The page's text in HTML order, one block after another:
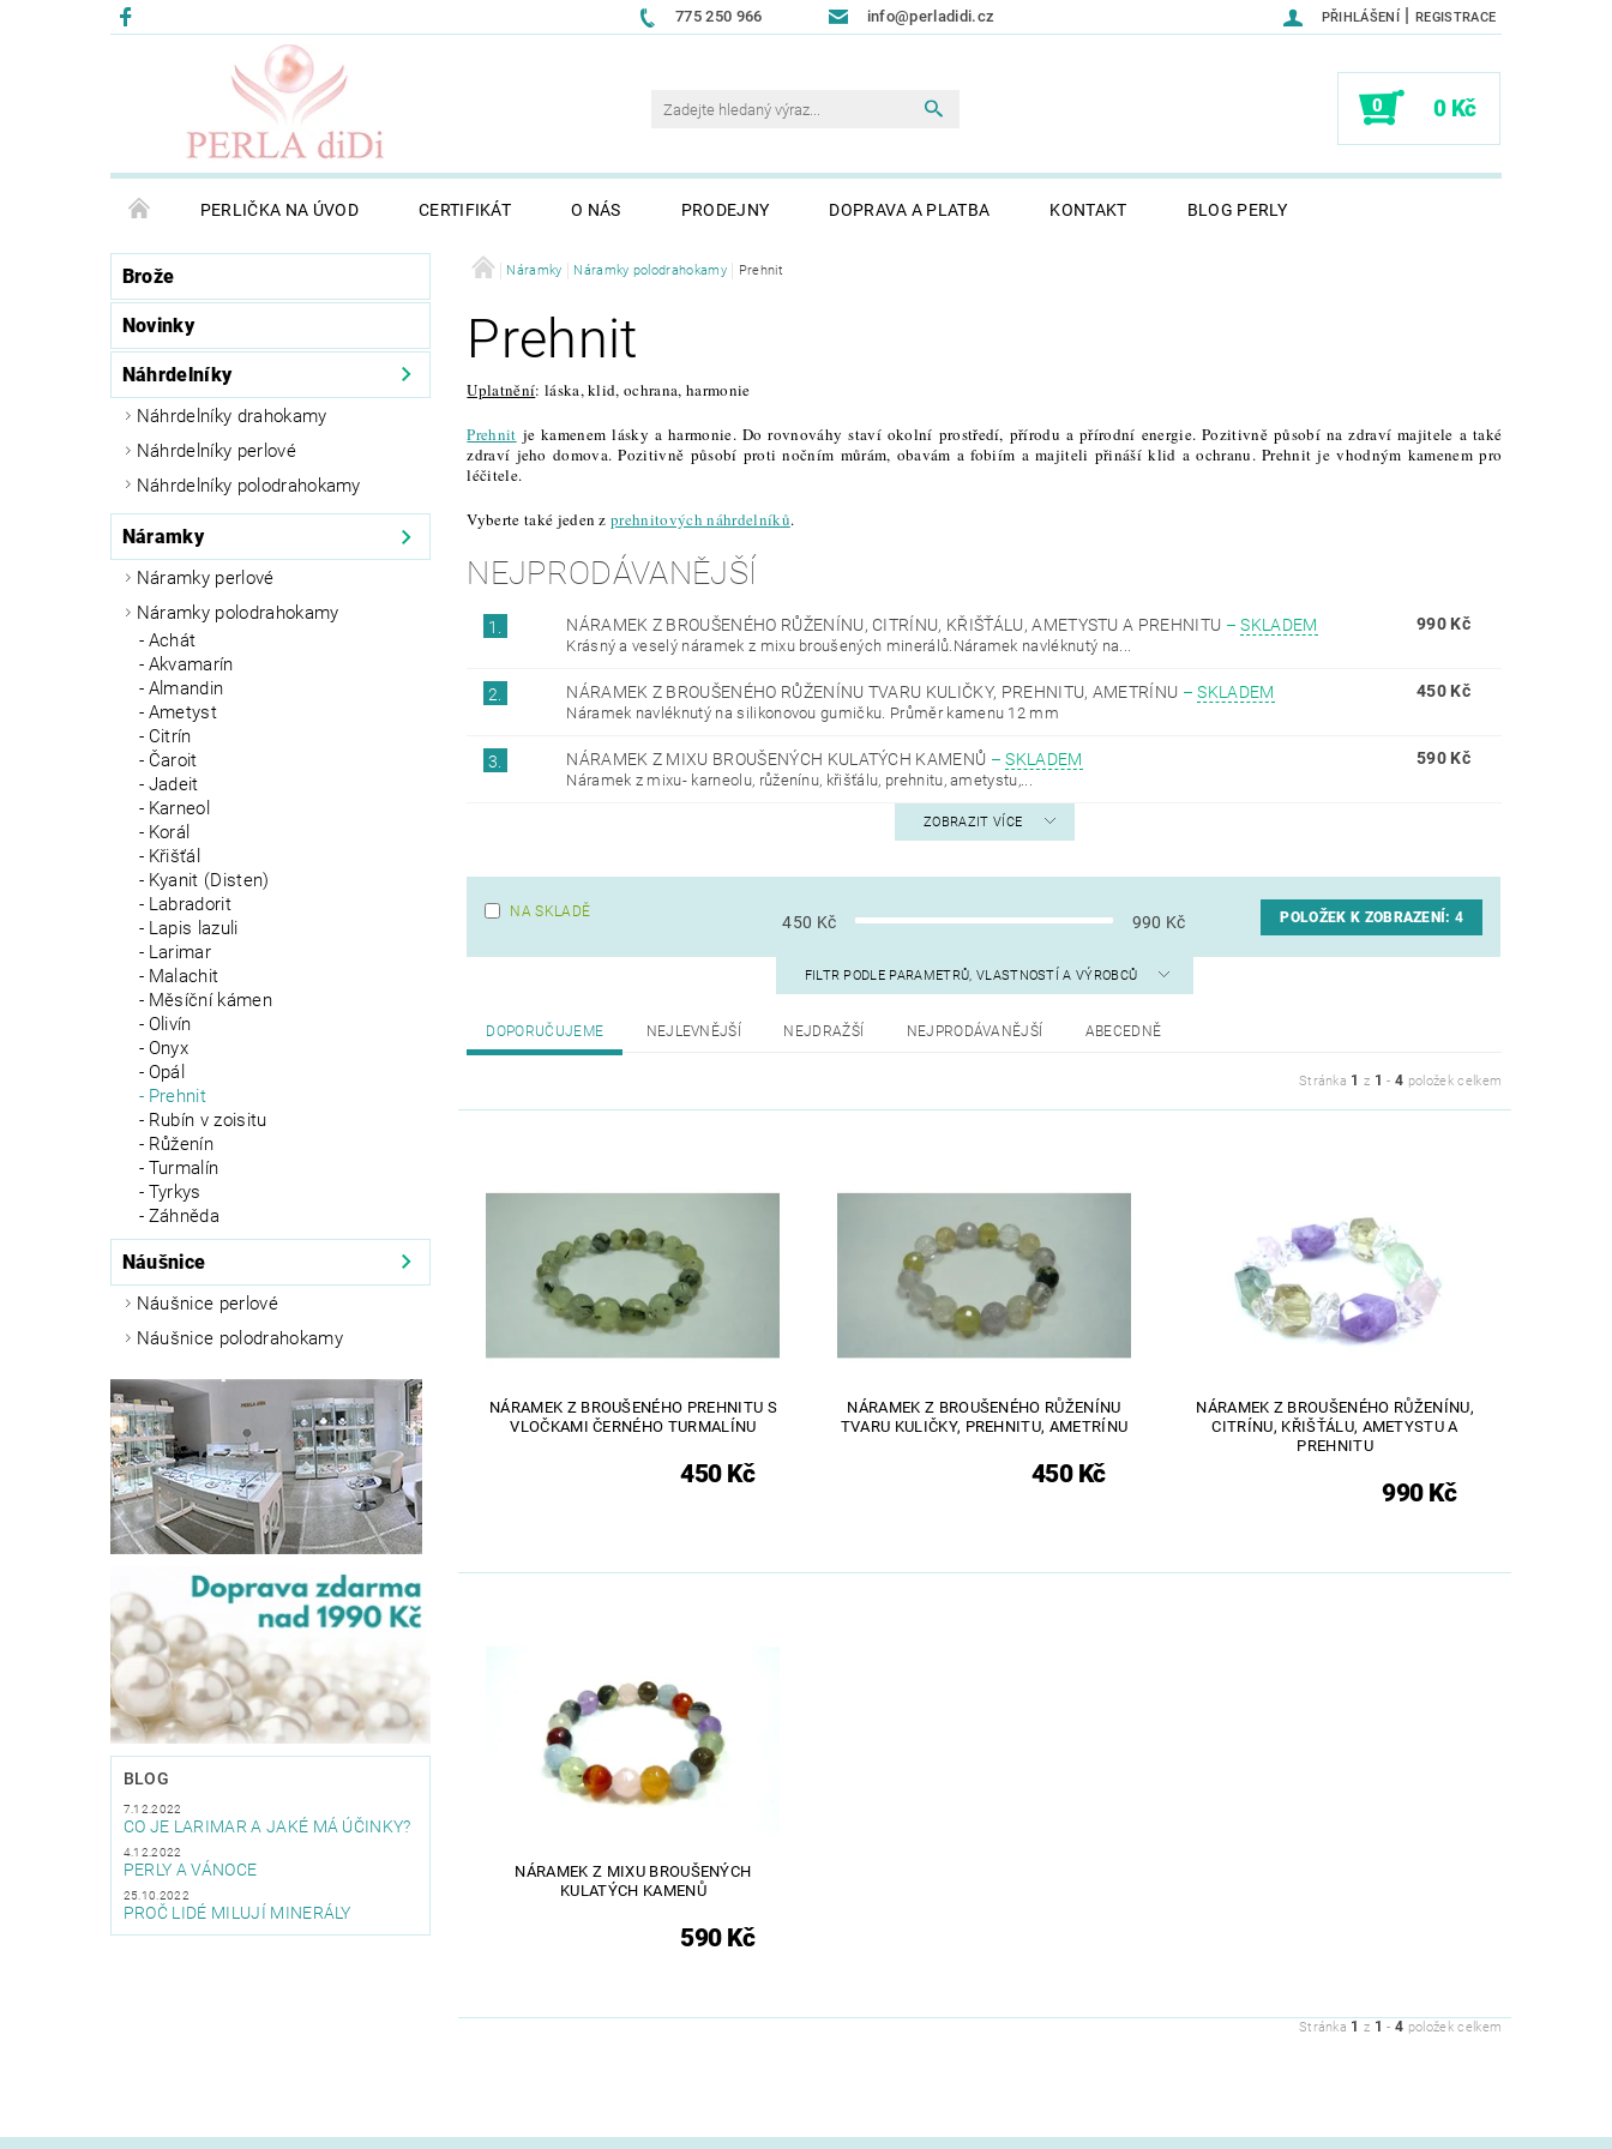
775 250 966 info@perladidi.cz PŘIHLÁŠENÍ | REGISTRACE
0 0 Kč
PERLIČKA NA ÚVOD CERTIFIKÁT O NÁS PRODEJNY DOPRAVA A PLATBA KONTAKT BLOG PERLY
Brože
Náhrdelníky
Náhrdelníky drahokamy
Náhrdelníky perlové
Náhrdelníky polodrahokamy
Náramky
Náramky perlové
Náramky polodrahokamy
Achát
Akvamarín
Almandin
Ametyst
Citrín
Čaroit
Jadeit
Karneol
Korál
Křišťál
Kyanit (Disten)
Labradorit
Lapis lazuli
Larimar
Malachit
Měsíční kámen
Olivín
Onyx
Opál
Prehnit
Rubín v zoisitu
Růženín
Turmalín
Tyrkys
Záhněda
Náušnice
Náušnice perlové
Náušnice polodrahokamy
Novinky
BLOG
7.12.2022
CO JE LARIMAR A JAKÉ MÁ ÚČINKY?
4.12.2022
PERLY A VÁNOCE
25.10.2022
PROČ LIDÉ MILUJÍ MINERÁLY
Náramky Náramky polodrahokamy Prehnit
Prehnit
Uplatnění: láska, klid, ochrana, harmonie
Prehnit je kamenem lásky a harmonie. Do rovnováhy staví okolní prostředí, přírodu a přírodní energie. Pozitivně působí na zdraví majitele a také
zdraví jeho domova. Pozitivně působí proti nočním můrám, obavám a fobiím a majiteli přináší klid a ochranu. Prehnit je vhodným kamenem pro
léčitele.
Vyberte také jeden zprehnitových náhrdelníků.
NEJPRODÁVANĚJŠÍ
1. NÁRAMEK Z BROUŠENÉHO RŮŽENÍNU, CITRÍNU, KŘIŠŤÁLU, AMETYSTU A PREHNITU –SKLADEM
Krásný a veselý náramek z mixu broušených minerálů.Náramek navléknutý na...
990 Kč
2. NÁRAMEK Z BROUŠENÉHO RŮŽENÍNU TVARU KULIČKY, PREHNITU, AMETRÍNU –SKLADEM
Náramek navléknutý na silikonovou gumičku. Průměr kamenu 12 mm
450 Kč
3. NÁRAMEK Z MIXU BROUŠENÝCH KULATÝCH KAMENŮ –SKLADEM
Náramek z mixu- karneolu, růženínu, křišťálu, prehnitu, ametystu,...
590 Kč
ZOBRAZIT VÍCE
NA SKLADĚ
450 Kč 990 Kč POLOŽEK K ZOBRAZENÍ:4
FILTR PODLE PARAMETRŮ, VLASTNOSTÍ A VÝROBCŮ
DOPORUČUJEME NEJLEVNĚJŠÍ NEJDRAŽŠÍ NEJPRODÁVANĚJŠÍ ABECEDNĚ
Stránka 1 z 1 -4 položek celkem
NÁRAMEK Z BROUŠENÉHO PREHNITU S
VLOČKAMI ČERNÉHO TURMALÍNU
450 Kč
NÁRAMEK Z BROUŠENÉHO RŮŽENÍNU
TVARU KULIČKY, PREHNITU, AMETRÍNU
450 Kč
NÁRAMEK Z BROUŠENÉHO RŮŽENÍNU,
CITRÍNU, KŘIŠŤÁLU, AMETYSTU A
PREHNITU
990 Kč
NÁRAMEK Z MIXU BROUŠENÝCH
KULATÝCH KAMENŮ
590 Kč
Stránka 1 z 1 -4 položek celkem